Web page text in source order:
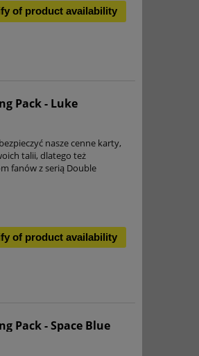
of product availability
Pack - Luke
nasze cenne karty,
talii, dlatego też
fanów z serią Double
of product availability
Pack - Space Blue